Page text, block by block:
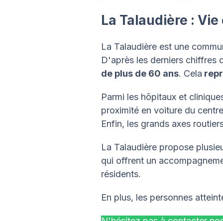
La Talaudière :
La Talaudière est une
D'après les derniers chiffres
de plus de 60 ans. Cela
Parmi les hôpitaux et
proximité en voiture du
Enfin, les grands axes
La Talaudière propose
qui offrent un
résidents.
En plus, les personnes